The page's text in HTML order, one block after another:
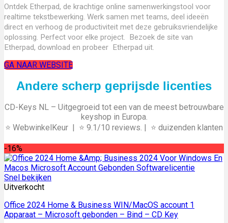
Ontdek Etherpad, de krachtige online samenwerkingstool voor
realtime tekstbewerking. Werk samen met teams, deel ideeën
direct en verhoog de productiviteit met deze gebruiksvriendelijke
oplossing. Perfect voor elke project. Bezoek de site van
Etherpad, download en probeer Etherpad uit.
GA NAAR WEBSITE
Andere scherp geprijsde licenties
CD-Keys NL – Uitgegroeid tot een van de meest betrouwbare
keyshop in Europa.
⭐ WebwinkelKeur | ⭐ 9.1/10 reviews. | ⭐ duizenden klanten
-16%
Snel bekijken
Uitverkocht
Office 2024 Home & Business WIN/MacOS account 1
Apparaat – Microsoft gebonden – Bind – CD Key